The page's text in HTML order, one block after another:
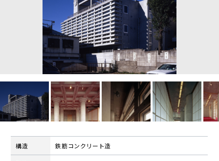
財務情報
株主総会招集通知など
株式インフォメーション
学生の皆さまへ
会社の特徴
採用情報
構造 鉄筋コンクリート造